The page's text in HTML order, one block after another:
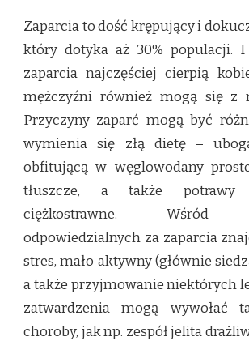
Zaparcia to dość krępujący i
który dotyka aż 30% populacji.
zaparcia najczęściej cierpią
mężczyźni również mogą się z
Przyczyny zaparć mogą być
wymienia się złą dietę –
obfitującą w węglowodany
tłuszcze, a także
ciężkostrawne. Wśród
odpowiedzialnych za zaparcia
stres, mało aktywny (głównie
a także przyjmowanie niektórych
zatwardzenia mogą wywołać
choroby, jak np. zespół jelita